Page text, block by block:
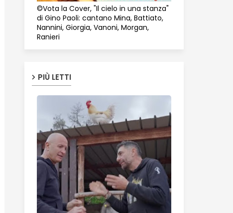
©Vota la Cover, "Il cielo in una stanza"
di Gino Paoli: cantano Mina, Battiato,
Nannini, Giorgia, Vanoni, Morgan,
Ranieri
PIÙ LETTI